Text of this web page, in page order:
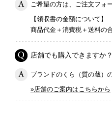
ご希望の方は、ご注文フォ
【領収書の金額について】
商品代金＋消費税＋送料の
店舗でも購入できますか
ブランドのくら（質の蔵）
»店舗のご案内はこちらから